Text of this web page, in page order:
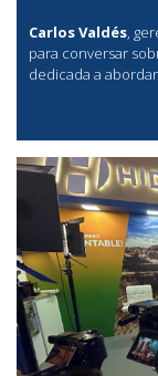
Carlos Valdés,
para conversar
dedicada a